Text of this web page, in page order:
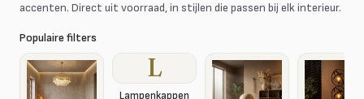
accenten. Direct uit voorraad, in stijlen die passen bij elk interieur.
Populaire filters
L
Lampenkappen